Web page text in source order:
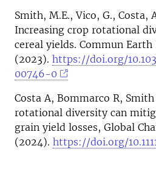
Smith, M.E., Vico, G., Costa,
Increasing crop rotational
cereal yields. Commun
(2023). https://doi.org/
00746-0
Costa A, Bommarco R,
rotational diversity can
grain yield losses, Global
(2024). https://doi.org/